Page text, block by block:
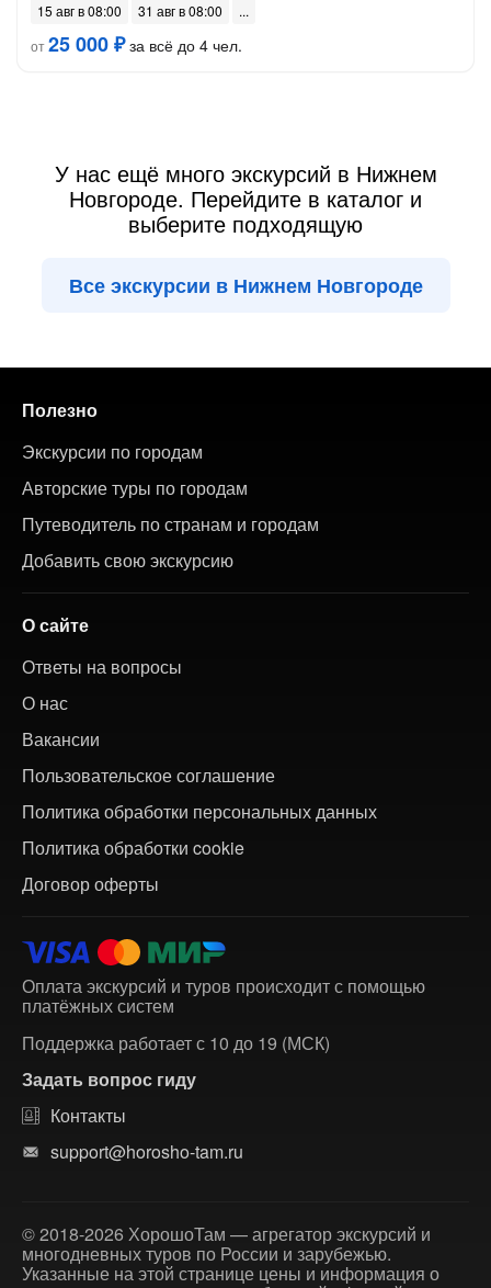
15 авг в 08:00
31 авг в 08:00
от25 000 ₽за всё до 4 чел.
У нас ещё много экскурсий в Нижнем
Новгороде. Перейдите в каталог и
выберите подходящую
Все экскурсии в Нижнем Новгороде
Полезно
Экскурсии по городам
Авторские туры по городам
Путеводитель по странам и городам
Добавить свою экскурсию
О сайте
Ответы на вопросы
О нас
Вакансии
Пользовательское соглашение
Политика обработки персональных данных
Политика обработки cookie
Договор оферты
Оплата экскурсий и туров происходит с помощью
платёжных систем
Поддержка работает с 10 до 19 (МСК)
Задать вопрос гиду
Контакты
support@horosho-tam.ru
© 2018-2026 ХорошоТам — агрегатор экскурсий и
многодневных туров по России и зарубежью.
Указанные на этой странице цены и информация о